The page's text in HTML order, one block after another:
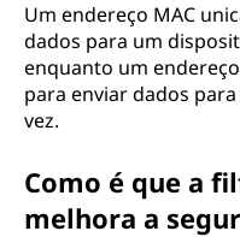
Um endereço MAC
dados para um
enquanto um
para enviar dados
vez.
Como é que a
melhora a